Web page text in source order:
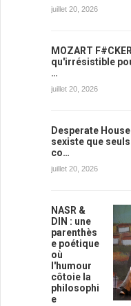
juillet 20, 2026
MOZART
qu'irrésistible
…
juillet 20, 2026
Desperate
sexiste que
co…
juillet 20, 2026
NASR &
DIN : une
parenthès
e poétique
où
l'humour
côtoie la
philosophi
e